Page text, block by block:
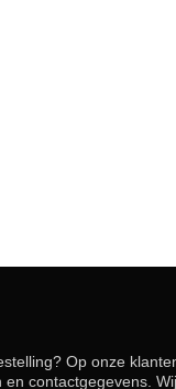
Op onze
contactgegevens.